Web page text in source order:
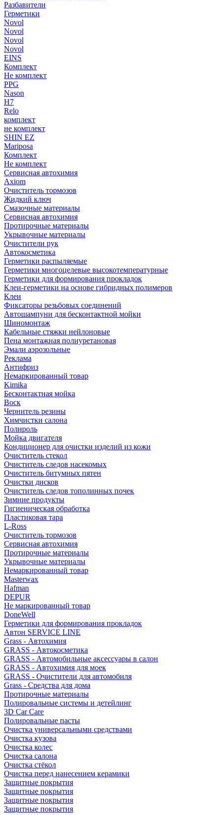
Разбавители
Герметики
Novol
Novol
Novol
Novol
EINS
Комплект
Не комплект
PPG
Nason
H7
Relo
комплект
не комплект
SHIN EZ
Mariposa
Комплект
Не комплект
Сервисная автохимия
Axiom
Очиститель тормозов
Жидкий ключ
Смазочные материалы
Сервисная автохимия
Протирочные материалы
Укрывочные материалы
Очистители рук
Автокосметика
Герметики распыляемые
Герметики многоцелевые высокотемпературные
Герметики для формирования прокладок
Клеи-герметики на основе гибридных полимеров
Клеи
Фиксаторы резьбовых соединений
Автошампуни для бесконтактной мойки
Шиномонтаж
Кабельные стяжки нейлоновые
Пена монтажная полиуретановая
Эмали аэрозольные
Реклама
Антифриз
Немаркированный товар
Kimika
Бесконтактная мойка
Воск
Чернитель резины
Химчистки салона
Полироль
Мойка двигателя
Кондиционер для очистки изделий из кожи
Очиститель стекол
Очиститель следов насекомых
Очиститель битумных пятен
Очистки дисков
Очиститель следов тополинных почек
Зимние продукты
Гигиеническая обработка
Пластиковая тара
L-Ross
Очиститель тормозов
Сервисная автохимия
Протирочные материалы
Укрывочные материалы
Немаркированный товар
Masterwax
Hafman
DEPUR
Не маркированный товар
DoneWell
Герметики для формирования прокладок
Автон SERVICE LINE
Grass - Автохимия
GRASS - Автокосметика
GRASS - Автомобильные аксессуары в салон
GRASS - Автохимия для моек
GRASS - Очистители для автомобиля
Grass - Средства для дома
Протирочные материалы
Полировальные системы и детейлинг
3D Car Care
Полировальные пасты
Очистка универсальными средствами
Очистка кузова
Очистка колес
Очистка салона
Очистка стёкол
Очистка перед нанесением керамики
Защитные покрытия
Защитные покрытия
Защитные покрытия
Защитные покрытия